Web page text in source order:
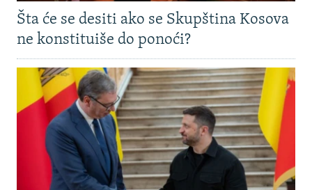
Šta će se desiti ako se Skupština Kosova
ne konstituiše do ponoći?